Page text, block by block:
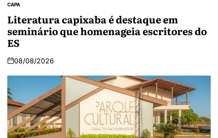
CAPA
Literatura capixaba é destaque em
seminário que homenageia escritores do
ES
08/08/2026